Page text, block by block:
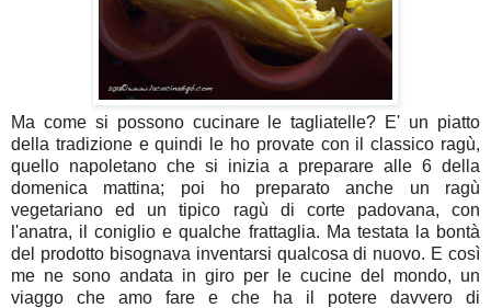
Ma come si possono cucinare le tagliatelle? E' un piatto
della tradizione e quindi le ho provate con il classico ragù,
quello napoletano che si inizia a preparare alle 6 della
domenica mattina; poi ho preparato anche un ragù
vegetariano ed un tipico ragù di corte padovana, con
l'anatra, il coniglio e qualche frattaglia. Ma testata la bontà
del prodotto bisognava inventarsi qualcosa di nuovo. E così
me ne sono andata in giro per le cucine del mondo, un
viaggo che amo fare e che ha il potere davvero di